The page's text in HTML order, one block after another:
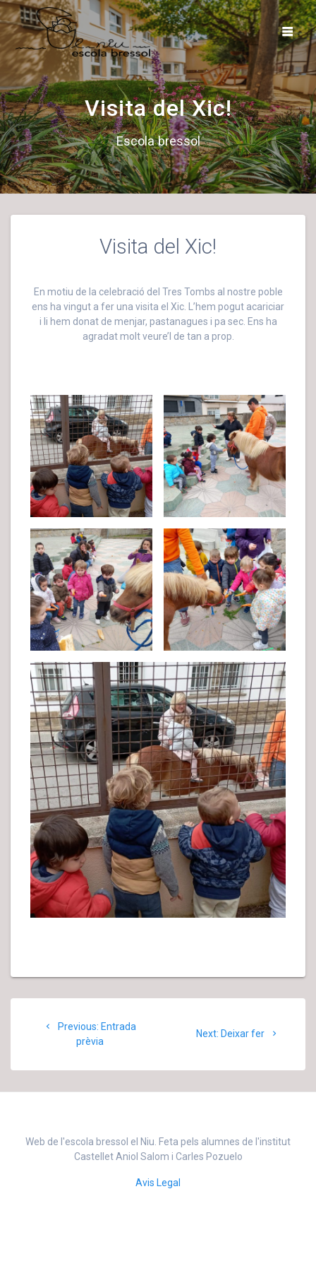
Skip
to
content
Visita del Xic!
Escola bressol
Visita del Xic!
En motiu de la celebració del Tres Tombs al nostre poble
ens ha vingut a fer una visita el Xic. L’hem pogut acariciar
i li hem donat de menjar, pastanagues i pa sec. Ens ha
agradat molt veure’l de tan a prop.
d'entrades
Previous: Previous
post:
Entrada
prèvia
Next: Next
Deixar fer
Web de l'escola bressol el Niu. Feta pels alumnes de l'institut
Castellet Aniol Salom i Carles Pozuelo
Avis Legal